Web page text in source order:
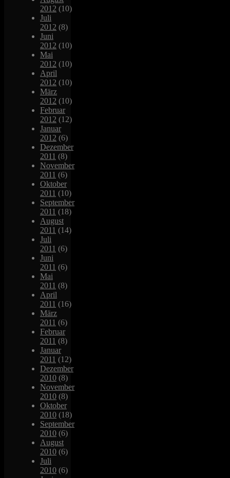
2012 (10)
Juli
2012 (8)
Juni
2012 (10)
Mai
2012 (10)
April
2012 (10)
März
2012 (10)
Februar
2012 (12)
Januar
2012 (6)
Dezember
2011 (8)
November
2011 (6)
Oktober
2011 (10)
September
2011 (18)
August
2011 (14)
Juli
2011 (6)
Juni
2011 (6)
Mai
2011 (8)
April
2011 (16)
März
2011 (6)
Februar
2011 (8)
Januar
2011 (12)
Dezember
2010 (8)
November
2010 (8)
Oktober
2010 (18)
September
2010 (6)
August
2010 (6)
Juli
2010 (6)